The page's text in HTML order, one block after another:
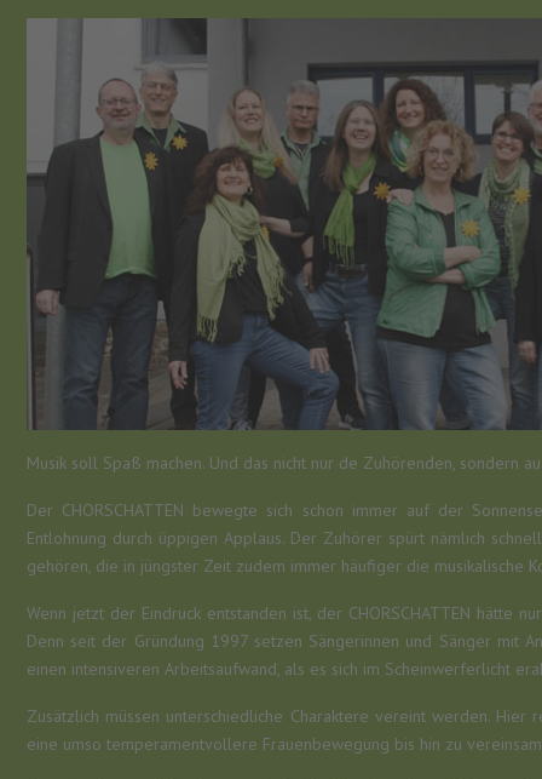
Musik soll Spaß machen. Und das nicht nur de Zuhörenden, sondern
Der CHORSCHATTEN bewegte sich schon immer auf der
Entlohnung durch üppigen Applaus. Der Zuhörer spürt nämlich
gehören, die in jüngster Zeit zudem immer häufiger die musikalische
Wenn jetzt der Eindruck entstanden ist, der CHORSCHATTEN hätte
Denn seit der Gründung 1997 setzen Sängerinnen und Sänger mit
einen intensiveren Arbeitsaufwand, als es sich im Scheinwerferlicht
Zusätzlich müssen unterschiedliche Charaktere vereint werden.
eine umso temperamentvollere Frauenbewegung bis hin zu